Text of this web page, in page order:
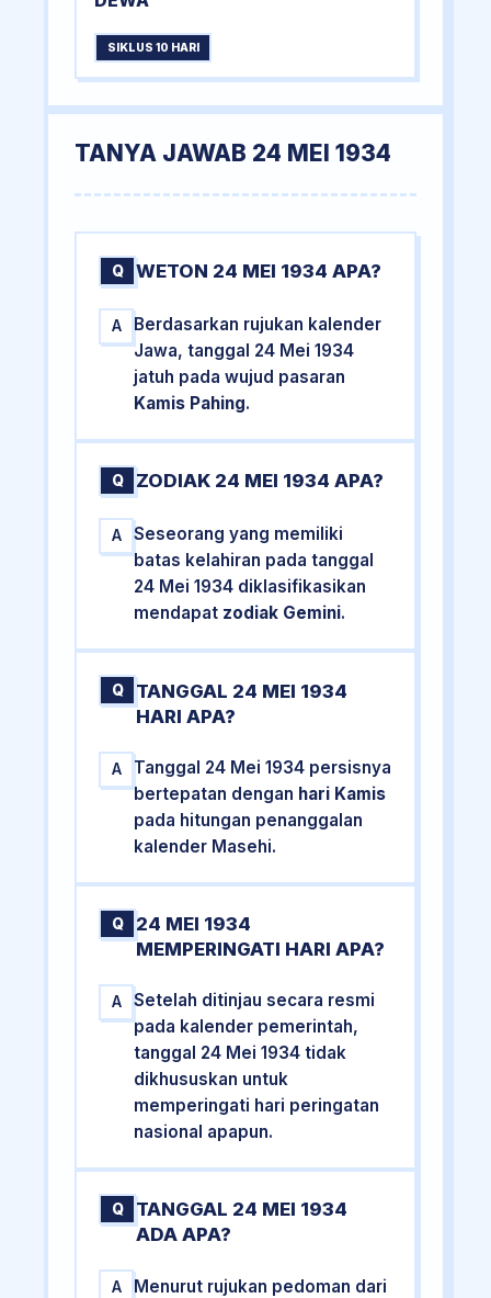
SIKLUS 10 HARI
TANYA JAWAB 24 MEI 1934
Q WETON 24 MEI 1934 APA?
A
Berdasarkan rujukan kalender
Jawa, tanggal 24 Mei 1934
jatuh pada wujud pasaran
Kamis Pahing.
Q ZODIAK 24 MEI 1934 APA?
A
Seseorang yang memiliki
batas kelahiran pada tanggal
24 Mei 1934 diklasifikasikan
mendapat zodiak Gemini.
Q
TANGGAL 24 MEI 1934
HARI APA?
A
Tanggal 24 Mei 1934 persisnya
bertepatan dengan hari Kamis
pada hitungan penanggalan
kalender Masehi.
Q
24 MEI 1934
MEMPERINGATI HARI APA?
A
Setelah ditinjau secara resmi
pada kalender pemerintah,
tanggal 24 Mei 1934 tidak
dikhususkan untuk
memperingati hari peringatan
nasional apapun.
Q
TANGGAL 24 MEI 1934
ADA APA?
A
Menurut rujukan pedoman dari